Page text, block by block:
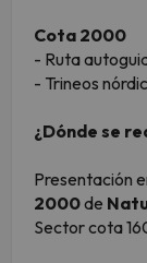
Cota 2000
- Ruta
- Trineos
¿Dónde se
Presentación
2000de
Sector cota